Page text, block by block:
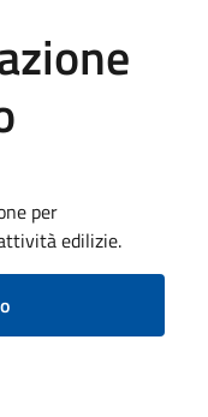
per
edilizie.